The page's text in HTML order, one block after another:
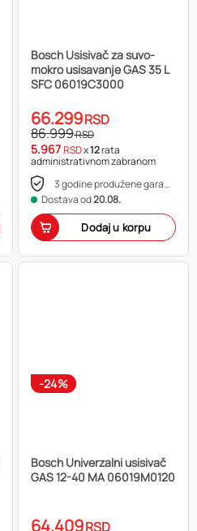
Bosch Usisivač za suvo-
mokro usisavanje GAS 35 L
SFC 06019C3000
66.299RSD
86.999RSD
5.967RSDx12rata
administrativnom zabranom
3 godine produžene garancije
Dostava od20.08.
Dodaj u korpu
-24%
Bosch Univerzalni usisivač
GAS 12-40 MA 06019M0120
64.409RSD